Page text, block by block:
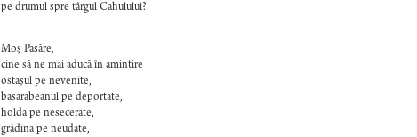
pe drumul spre târgul Cahulului?
Moş Pasăre,
cine să ne mai aducă în amintire
ostaşul pe nevenite,
basarabeanul pe deportate,
holda pe nesecerate,
grădina pe neudate,